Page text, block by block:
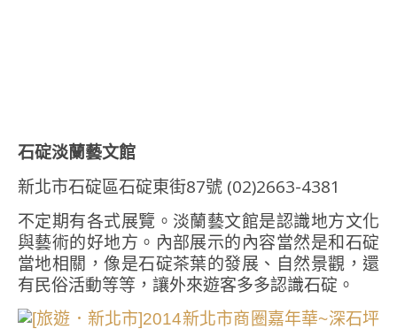
石碇淡蘭藝文館
新北市石碇區石碇東街87號 (02)2663-4381
不定期有各式展覽。淡蘭藝文館是認識地方文化
與藝術的好地方。內部展示的內容當然是和石碇
當地相關，像是石碇茶葉的發展、自然景觀，還
有民俗活動等等，讓外來遊客多多認識石碇。